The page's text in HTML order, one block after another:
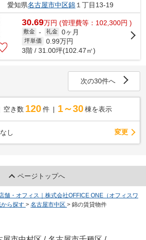
愛知県名古屋市中区錦 １丁目13-19
30.69万円 (管理費等：102,300円 )
敷金 - 礼金 0ヶ月
坪単価 0.99万円
3階 / 31.00坪(102.47㎡)
次の30件へ
空き数 120 件 1～30 棟を表示
なし 変更
ページトップへ
舗・オフィス｜株式会社OFFICE ONE（オフィスワ
ら探す > 名古屋市中区 > 錦の賃貸物件